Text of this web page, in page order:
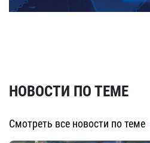
НОВОСТИ ПО ТЕМЕ
Смотреть все новости по теме